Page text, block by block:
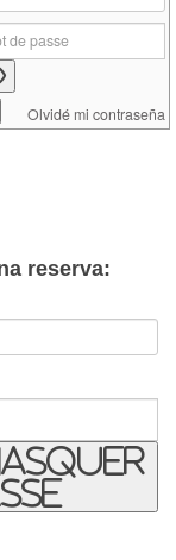
reserva:
Olvidé mi contraseña